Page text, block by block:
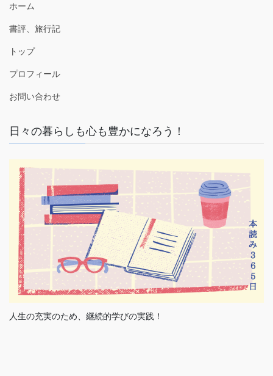
ホーム
書評、旅行記
トップ
プロフィール
お問い合わせ
日々の暮らしも心も豊かになろう！
人生の充実のため、継続的学びの実践！